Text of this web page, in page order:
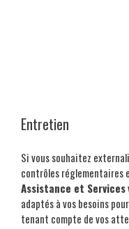
Entretien
Si vous souhaitez
contrôles réglementaires
Assistance et Services
adaptés à vos besoins
tenant compte de vos